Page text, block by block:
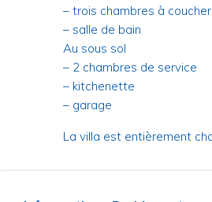
– trois chambres à coucher
– salle de bain
Au sous sol
– 2 chambres de service
– kitchenette
– garage
La villa est entièrement